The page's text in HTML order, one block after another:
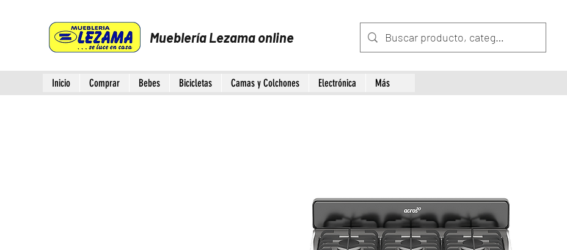
Mueblería Lezama online
Inicio Comprar Bebes Bicicletas Camas y Colchones Electrónica Más